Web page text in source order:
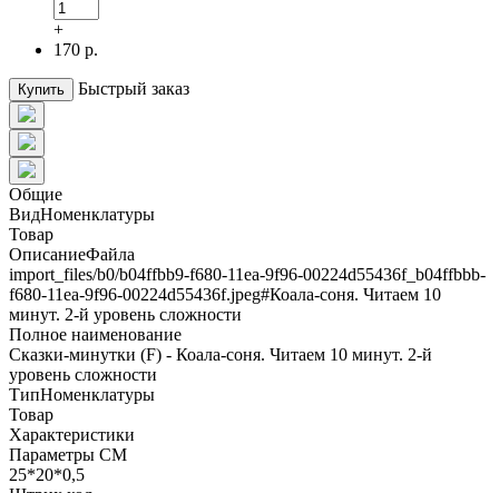
+
170 р.
Купить Быстрый заказ
Общие
ВидНоменклатуры
Товар
ОписаниеФайла
import_files/b0/b04ffbb9-f680-11ea-9f96-00224d55436f_b04ffbbb-
f680-11ea-9f96-00224d55436f.jpeg#Коала-соня. Читаем 10
минут. 2-й уровень сложности
Полное наименование
Сказки-минутки (F) - Коала-соня. Читаем 10 минут. 2-й
уровень сложности
ТипНоменклатуры
Товар
Характеристики
Параметры СМ
25*20*0,5